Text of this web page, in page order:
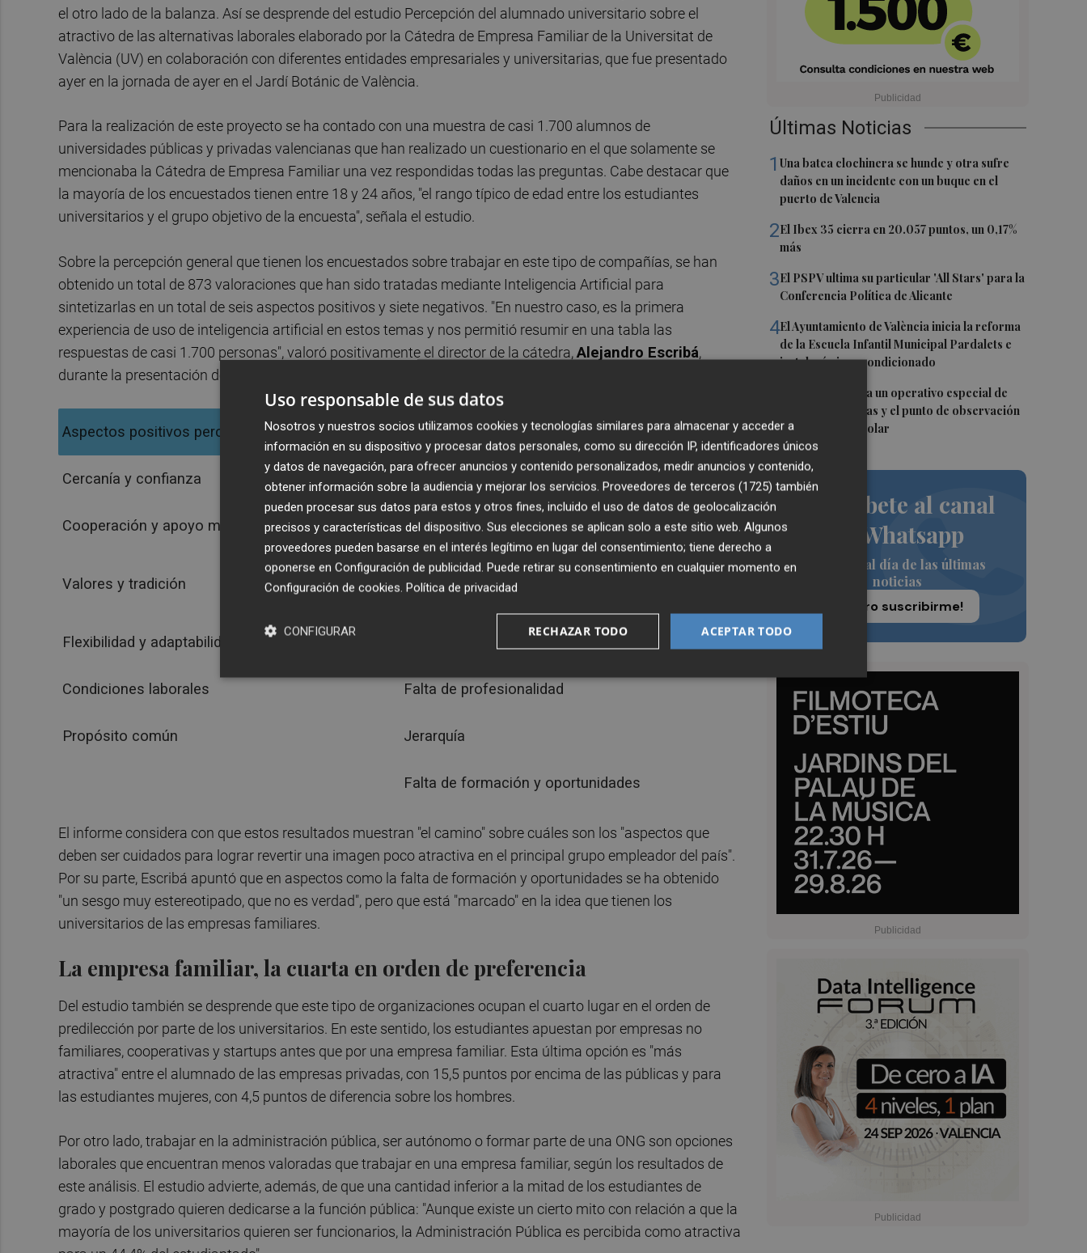
Últimas Noticias
1Una batea clochinera se hunde y otra sufre
daños en un incidente con un buque en el
puerto de Valencia
2El Ibex 35 cierra en 20.057 puntos, un 0,17%
más
3El PSPV ultima su particular 'All Stars' para la
Conferencia Política de Alicante
4El Ayuntamiento de València inicia la reforma
de la Escuela Infantil Municipal Pardalets e
instalará aire acondicionado
València prepara un operativo especial de
limpieza en playas y el punto de observación
para el eclipse solar
Suscríbete al canal
de Whatsapp
Siempre al día de las últimas
noticias
¡Quiero suscribirme!
el otro lado de la balanza. Así se desprende del estudio Percepción del alumnado universitario sobre el
atractivo de las alternativas laborales elaborado por la Cátedra de Empresa Familiar de la Universitat de
València (UV) en colaboración con diferentes entidades empresariales y universitarias, que fue presentado
ayer en la jornada de ayer en el Jardí Botánic de València.
Para la realización de este proyecto se ha contado con una muestra de casi 1.700 alumnos de
universidades públicas y privadas valencianas que han realizado un cuestionario en el que solamente se
mencionaba la Cátedra de Empresa Familiar una vez respondidas todas las preguntas. Cabe destacar que
la mayoría de los encuestados tienen entre 18 y 24 años, "el rango típico de edad entre los estudiantes
universitarios y el grupo objetivo de la encuesta", señala el estudio.
Sobre la percepción general que tienen los encuestados sobre trabajar en este tipo de compañías, se han
obtenido un total de 873 valoraciones que han sido tratadas mediante Inteligencia Artificial para
sintetizarlas en un total de seis aspectos positivos y siete negativos. "En nuestro caso, es la primera
experiencia de uso de inteligencia artificial en estos temas y nos permitió resumir en una tabla las
respuestas de casi 1.700 personas", valoró positivamente el director de la cátedra,Alejandro Escribá,
durante la presentación del estudio.
Aspectos positivos percibidos Aspectos negativos percibidos
Cercanía y confianza Conflictos familiares
Cooperación y apoyo mutuo Endogamia y enchufismo
Valores y tradición
Limitaciones del crecimiento empresarial y
profesional
Flexibilidad y adaptabilidad
Condiciones laborales Falta de profesionalidad
Propósito común Jerarquía
Falta de formación y oportunidades
El informe considera con que estos resultados muestran "el camino" sobre cuáles son los "aspectos que
deben ser cuidados para lograr revertir una imagen poco atractiva en el principal grupo empleador del país".
Por su parte, Escribá apuntó que en aspectos como la falta de formación y oportunidades se ha obtenido
"un sesgo muy estereotipado, que no es verdad", pero que está "marcado" en la idea que tienen los
universitarios de las empresas familiares.
La empresa familiar, la cuarta en orden de preferencia
Del estudio también se desprende que este tipo de organizaciones ocupan el cuarto lugar en el orden de
predilección por parte de los universitarios. En este sentido, los estudiantes apuestan por empresas no
familiares, cooperativas y startups antes que por una empresa familiar. Esta última opción es "más
atractiva" entre el alumnado de las empresas privadas, con 15,5 puntos por encima de las públicas y para
las estudiantes mujeres, con 4,5 puntos de diferencia sobre los hombres.
Por otro lado, trabajar en la administración pública, ser autónomo o formar parte de una ONG son opciones
laborales que encuentran menos valoradas que trabajar en una empresa familiar, según los resultados de
este análisis. El estudio advierte, además, de que una cantidad inferior a la mitad de los estudiantes de
grado y postgrado quieren dedicarse a la función pública: "Aunque existe un cierto mito con relación a que la
mayoría de los universitarios quieren ser funcionarios, la Administración Pública es percibida como atractiva
Uso responsable de sus datos
Nosotros y nuestros socios utilizamos cookies y tecnologías similares para almacenar y acceder a
información en su dispositivo y procesar datos personales, como su dirección IP, identificadores únicos
y datos de navegación, para ofrecer anuncios y contenido personalizados, medir anuncios y contenido,
obtener información sobre la audiencia y mejorar los servicios. Proveedores de terceros (1725) también
pueden procesar sus datos para estos y otros fines, incluido el uso de datos de geolocalización
precisos y características del dispositivo. Sus elecciones se aplican solo a este sitio web. Algunos
proveedores pueden basarse en el interés legítimo en lugar del consentimiento; tiene derecho a
oponerse en Configuración de publicidad. Puede retirar su consentimiento en cualquier momento en
Configuración de cookies. Política de privacidad
ACEPTAR TODO
RECHAZAR TODO
CONFIGURAR